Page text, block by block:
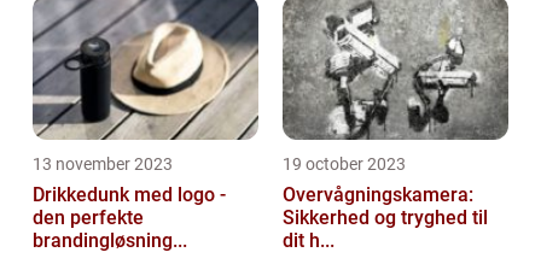
13 november 2023
Drikkedunk med logo -
den perfekte
brandingløsning...
19 october 2023
Overvågningskamera:
Sikkerhed og tryghed til
dit h...